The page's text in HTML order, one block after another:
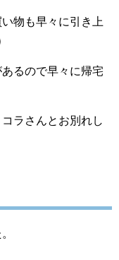
物も早々に引き上
るので早々に帰宅
ラさんとお別れし